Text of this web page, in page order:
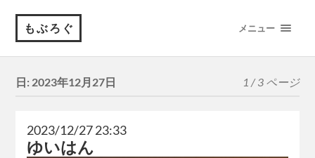
もぶろぐ メニュー
日: 2023年12月27日 1 / 3 ページ
2023/12/27 23:33
ゆいはん